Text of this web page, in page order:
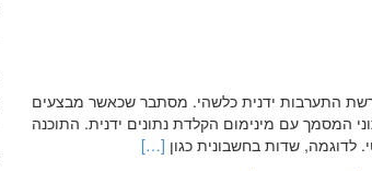
התערבות ידנית כלשהי. מסתבר שכאשר מבצעים
המסמך עם מינימום הקלדת נתונים ידנית. התוכנה
לדוגמה, שדות בחשבונית כגון Read
[…]